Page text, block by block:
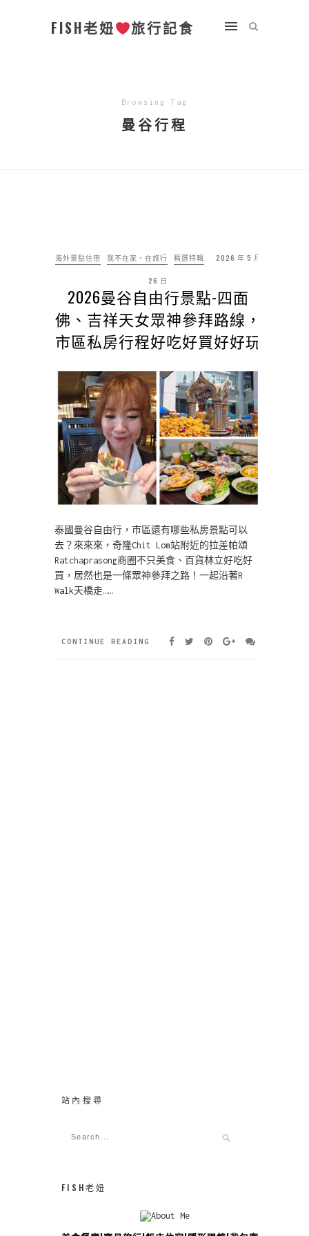
FISH老妞 旅行記食
Browsing Tag
曼谷行程
海外景點住宿 我不在家，在旅行 精選特輯 2026 年 5 月
26 日
2026曼谷自由行景點-四面
佛、吉祥天女眾神參拜路線，
市區私房行程好吃好買好好玩
泰國曼谷自由行，市區還有哪些私房景點可以
去？來來來，奇隆Chit Lom站附近的拉差帕頌
Ratchaprasong商圈不只美食、百貨林立好吃好
買，居然也是一條眾神參拜之路！一起沿著R
Walk天橋走……
CONTINUE READING
站內搜尋
FISH老妞